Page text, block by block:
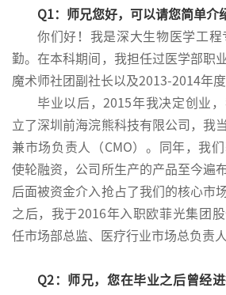
Q1：师兄您好，可以请您简单介
你们好！我是深大生物医学工
勤。在本科期间，我担任过医学部职
魔术师社团副社长以及2013-2014年
毕业以后，2015年我决定创业
立了深圳前海浣熊科技有限公司，我
兼市场负责人（CMO）。同年，我
使轮融资，公司所生产的产品至今遍
后面被资金介入抢占了我们的核心市
之后，我于2016年入职欧菲光集团
任市场部总监、医疗行业市场总负责人
Q2：师兄，您在毕业之后曾经